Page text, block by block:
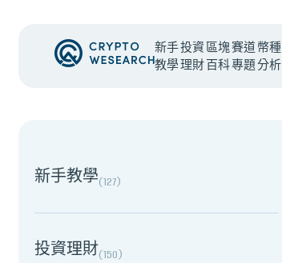
新手
教學
投資
理財
區塊
百科
賽道
專題
幣種
分析
NEW EVENT
新手教學(127)
投資理財(150)